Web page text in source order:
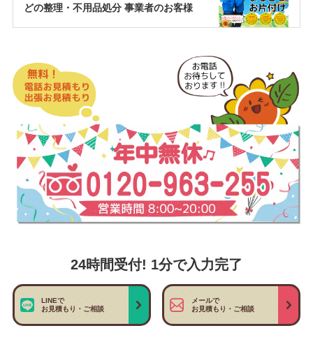
どの整理・不用品処分 事業者のお客様
24時間受付! 1分で入力完了
LINEで
お見積もり・ご相談
メールで
お見積もり・ご相談